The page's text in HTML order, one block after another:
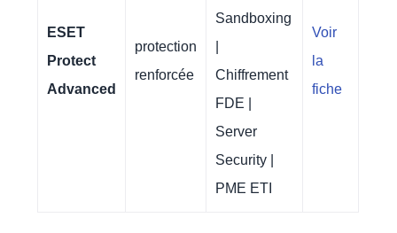
ESET
Protect
Advanced
protection
renforcée
Sandboxing
Chiffrement
FDE |
Server
Security |
PME ETI
Voir
la
fiche